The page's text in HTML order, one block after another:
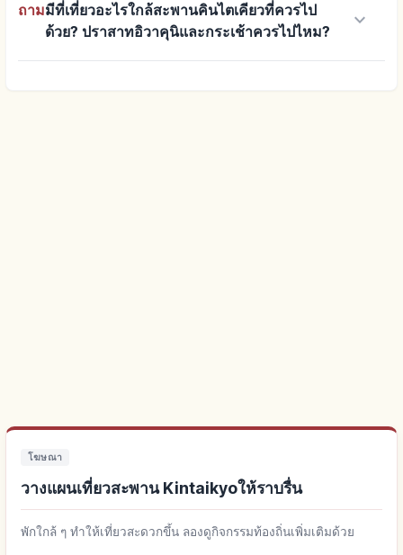
ถามมีที่เที่ยวอะไรใกล้สะพานคินไตเคียวที่ควรไป
ด้วย? ปราสาทอิวาคุนิและกระเช้าควรไปไหม?
keyboard_arrow_down
โฆษณา
วางแผนเที่ยวสะพาน Kintaikyoให้ราบรื่น
พักใกล้ ๆ ทำให้เที่ยวสะดวกขึ้น ลองดูกิจกรรมท้องถิ่นเพิ่มเติมด้วย